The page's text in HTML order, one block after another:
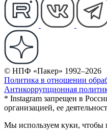
© НПФ «Пакер» 1992–2026
Политика в отношении
Антикоррупционная
* Instagram запрещен в
организацией, ее
Мы используем куки, чтобы